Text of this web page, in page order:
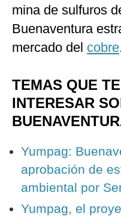
mina de sulfuros
Buenaventura
mercado del cobre
TEMAS QUE
INTERESAR
Yumpag:
aprobación de
ambiental por
Yumpag, el